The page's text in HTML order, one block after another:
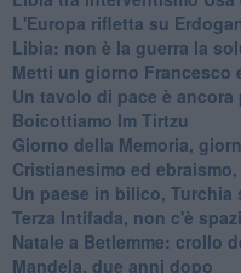
L'Europa rifletta su
Libia: non è la guerra la
Metti un giorno Francesco
Un tavolo di pace è
Boicottiamo Im Tirtzu
Giorno della Memoria,
Cristianesimo ed
Un paese in bilico, Turchia
Terza Intifada, non c'è
Natale a Betlemme: crollo
Mandela, due anni dopo